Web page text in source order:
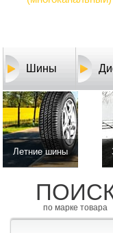
Шины
Летние шины
по марке товара